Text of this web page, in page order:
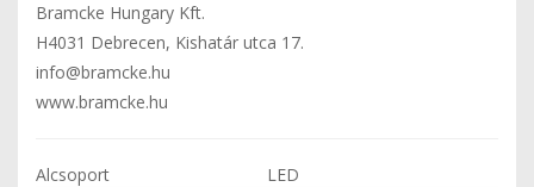
Bramcke Hungary Kft.
H4031 Debrecen, Kishatár utca 17.
info@bramcke.hu
www.bramcke.hu
Alcsoport
LED